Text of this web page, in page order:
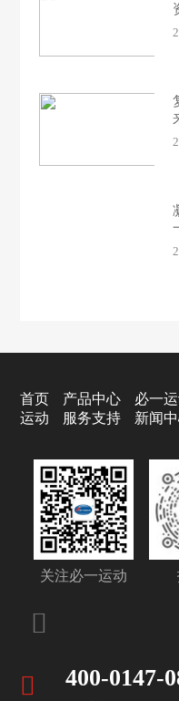
首页 产品中心 必一
运动
服务支持 新闻
关注必一运动
400-0147-